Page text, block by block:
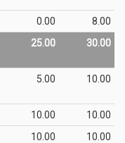
0.00
8.00
25.00 30.00
5.00 10.00
10.00
10.00
10.00 10.00